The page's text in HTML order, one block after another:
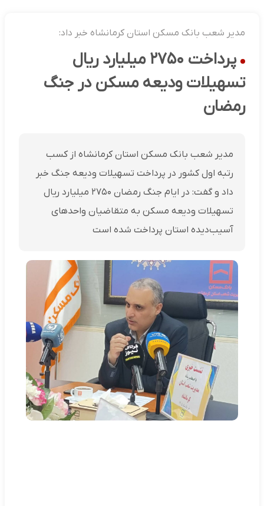
مدیر شعب بانک مسکن استان کرمانشاه خبر داد:
پرداخت ۲۷۵۰ میلیارد ریال
تسهیلات ودیعه مسکن در جنگ
رمضان
مدیر شعب بانک مسکن استان کرمانشاه از کسب
رتبه اول کشور در پرداخت تسهیلات ودیعه جنگ خبر
داد و گفت: در ایام جنگ رمضان ۲۷۵۰ میلیارد ریال
تسهیلات ودیعه مسکن به متقاضیان واحد‌های
آسیب‌دیده استان پرداخت شده است